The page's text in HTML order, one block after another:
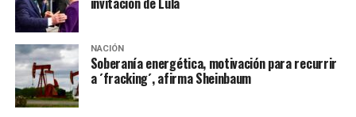
NACIÓN
Soberanía energética, motivación para recurrir
a ´fracking´, afirma Sheinbaum